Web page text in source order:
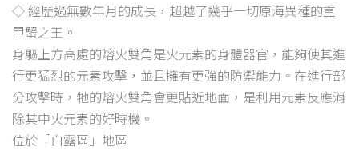
◇ 經歷過無數年月的成長，超越了幾乎一切原海異種的重
甲蟹之王。
身軀上方高處的熔火雙角是火元素的身體器官，能夠使其進
行更猛烈的元素攻擊，並且擁有更強的防禦能力。在進行部
分攻擊時，牠的熔火雙角會更貼近地面，是利用元素反應消
除其中火元素的好時機。
位於「白露區」地區